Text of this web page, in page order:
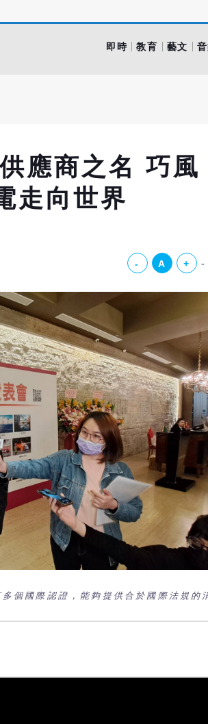
即時 教育 藝文
應商之名 巧風
走向世界
- A +
個國際認證，能夠提供合於國際法規的